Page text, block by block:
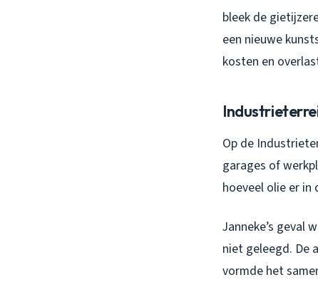
bleek de
een nieuwe
kosten en
Op de
garages of
hoeveel olie er
Janneke’s geval
niet geleegd. De
vormde het